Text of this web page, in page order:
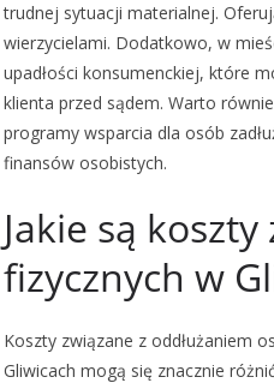
trudnej sytuacji materialnej.
wierzycielami. Dodatkowo, w
upadłości konsumenckiej, które
klienta przed sądem. Warto
programy wsparcia dla osób
finansów osobistych.
Jakie są
fizycznych w
Koszty związane z oddłużaniem
Gliwicach mogą się znacznie